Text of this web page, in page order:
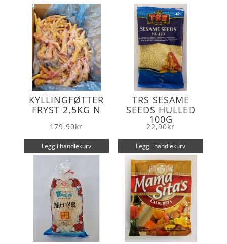
o
k
r
KYLLINGFØTTER
FRYST 2,5KG N
179,90kr
Legg i handlekurv
TRS SESAME
SEEDS HULLED
100G
22,90kr
Legg i handlekurv